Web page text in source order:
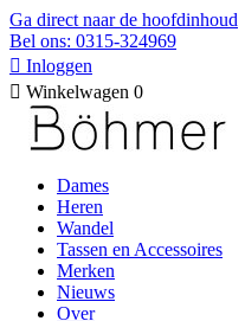
Ga direct naar de hoofdinhoud
Bel ons: 0315-324969
 Inloggen
 Winkelwagen 0
Dames
Heren
Wandel
Tassen en Accessoires
Merken
Nieuws
Over